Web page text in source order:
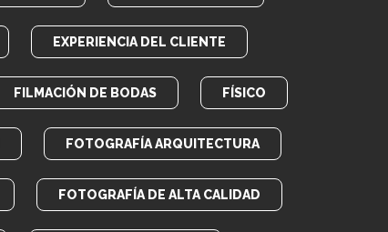
EXPERIENCIA DEL CLIENTE
FILMACIÓN DE BODAS FÍSICO
FOTOGRAFÍA ARQUITECTURA
FOTOGRAFÍA DE ALTA CALIDAD